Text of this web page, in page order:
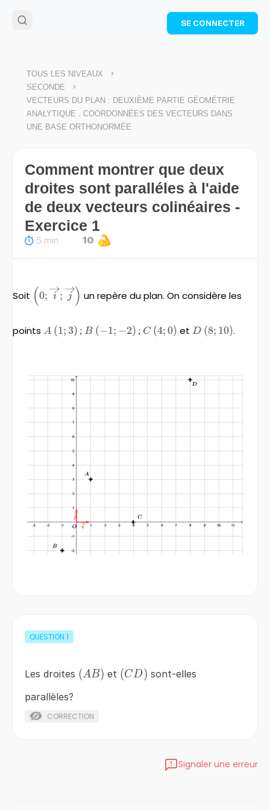
🌴Cahier de vacances offert
: révise les maths cet
Télécharge ton PDF gratuit et progresse avec des
SE CONNECTER
TOUS LES NIVEAUX >
SECONDE >
VECTEURS DU PLAN : DEUXIÈME PARTIE GÉOMÉTRIE
ANALYTIQUE . COORDONNÉES DES VECTEURS DANS
UNE BASE ORTHONORMÉE
Comment montrer que deux
droites sont paralléles à l'aide
de deux vecteurs colinéaires -
Exercice 1
5 min 10
Soit \left(0;\overrightarrow{i}
;\overrightarrow{j}
(0; i ; j ) un repère du plan. On considère les
points A\left(1;3\right)
A (1;3) ;B\left(-1;-2\right)
B (−1; −2) ; C\left(4;0\right)
C (4; 0) etD (8; 10).
QUESTION 1
Les droites \left(AB\right)
(AB) et \left(CD\right)
(CD) sont-elles
parallèles?
CORRECTION
Signaler une erreur